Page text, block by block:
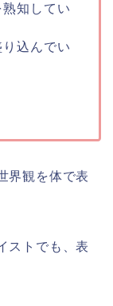
知してい
込んでい
界観を体で表
ストでも、表